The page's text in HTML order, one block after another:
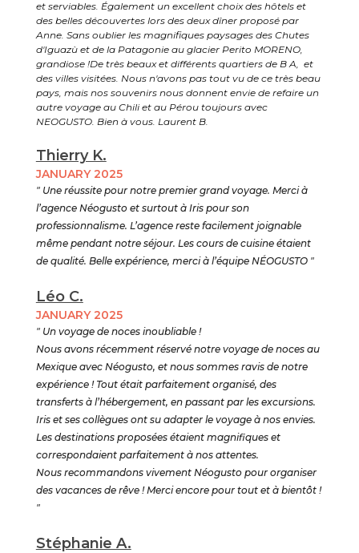
et serviables. Également un excellent choix des hôtels et
des belles découvertes lors des deux dîner proposé par
Anne. Sans oublier les magnifiques paysages des Chutes
d'Iguazù et de la Patagonie au glacier Perito MORENO,
grandiose !De très beaux et différents quartiers de B A, et
des villes visitées. Nous n'avons pas tout vu de ce très beau
pays, mais nos souvenirs nous donnent envie de refaire un
autre voyage au Chili et au Pérou toujours avec
NEOGUSTO. Bien à vous. Laurent B.
Thierry K.
JANUARY 2025
" Une réussite pour notre premier grand voyage. Merci à
l’agence Néogusto et surtout à Iris pour son
professionnalisme. L’agence reste facilement joignable
même pendant notre séjour. Les cours de cuisine étaient
de qualité. Belle expérience, merci à l’équipe NÉOGUSTO "
Léo C.
JANUARY 2025
" Un voyage de noces inoubliable !
Nous avons récemment réservé notre voyage de noces au
Mexique avec Néogusto, et nous sommes ravis de notre
expérience ! Tout était parfaitement organisé, des
transferts à l’hébergement, en passant par les excursions.
Iris et ses collègues ont su adapter le voyage à nos envies.
Les destinations proposées étaient magnifiques et
correspondaient parfaitement à nos attentes.
Nous recommandons vivement Néogusto pour organiser
des vacances de rêve ! Merci encore pour tout et à bientôt !
"
Stéphanie A.